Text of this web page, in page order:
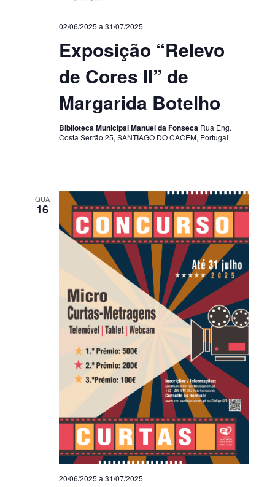
Exposição “Relevo
de Cores II” de
Margarida Botelho
02/06/2025 a31/07/2025
Biblioteca Municipal Manuel da Fonseca Rua Eng.
Costa Serrão 25, SANTIAGO DO CACÉM, Portugal
QUA
16
20/06/2025 a 31/07/2025